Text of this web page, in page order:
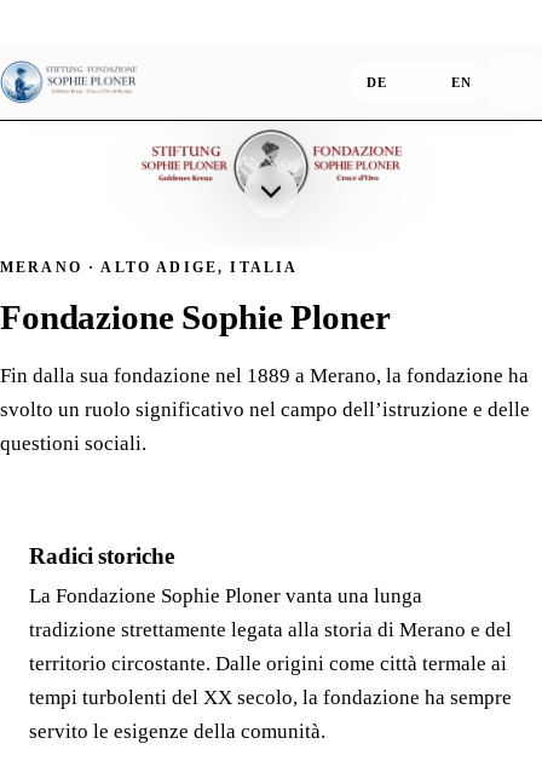
Fondazione
Fondazione Sophie Ploner
Fin dalla sua fondazione nel 1889 a Merano, la fondazione ha
svolto un ruolo significativo nel campo dell’istruzione e delle
questioni sociali.
Radici storiche
La Fondazione Sophie Ploner vanta una lunga
tradizione strettamente legata alla storia di Merano e del
territorio circostante. Dalle origini come città termale ai
tempi turbolenti del XX secolo, la fondazione ha sempre
servito le esigenze della comunità.